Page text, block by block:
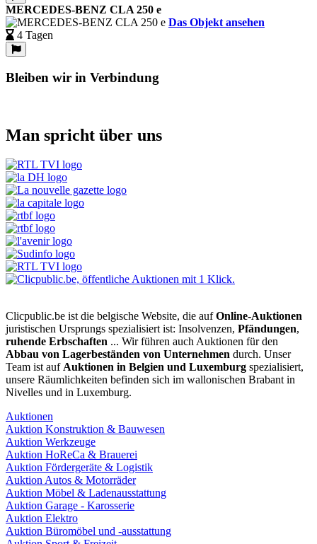
MERCEDES-BENZ CLA 250 e
Das Objekt ansehen
4 Tagen
Bleiben wir in Verbindung
Man spricht über uns
Clicpublic.be ist die belgische Website, die aufOnline-Auktionen
juristischen Ursprungs spezialisiert ist: Insolvenzen, Pfändungen,
ruhende Erbschaften ... Wir führen auch Auktionen für den
Abbau von Lagerbeständen von Unternehmen durch. Unser
Team ist aufAuktionen in Belgien und Luxemburg spezialisiert,
unsere Räumlichkeiten befinden sich im wallonischen Brabant in
Nivelles und in Luxemburg.
Auktionen
Auktion Konstruktion & Bauwesen
Auktion Werkzeuge
Auktion HoReCa & Brauerei
Auktion Fördergeräte & Logistik
Auktion Autos & Motorräder
Auktion Möbel & Ladenausstattung
Auktion Garage - Karosserie
Auktion Elektro
Auktion Büromöbel und -ausstattung